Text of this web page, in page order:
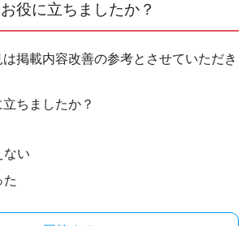
役に立ちましたか？
掲載内容改善の参考とさせていただき
ちましたか？
ない
た